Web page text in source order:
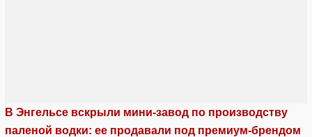
В Энгельсе вскрыли мини-завод по производству
паленой водки: ее продавали под премиум-брендом